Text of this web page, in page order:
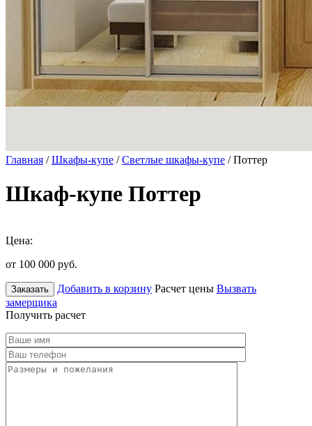
Главная /Шкафы-купе /Светлые шкафы-купе / Поттер
Шкаф-купе Поттер
Цена:
от 100 000 руб.
Заказать Добавить в корзину Расчет цены Вызвать
замерщика
Получить расчет